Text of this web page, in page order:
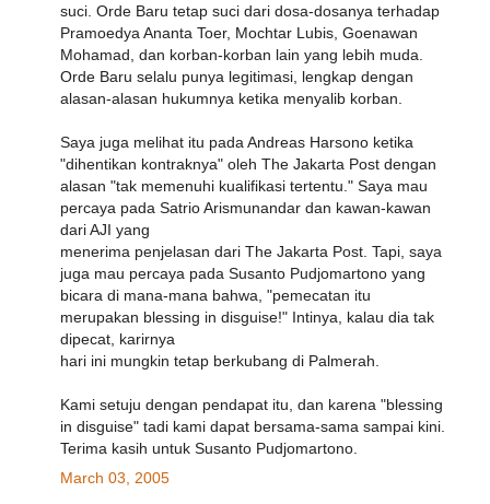
suci. Orde Baru tetap suci dari dosa-dosanya terhadap
Pramoedya Ananta Toer, Mochtar Lubis, Goenawan
Mohamad, dan korban-korban lain yang lebih muda.
Orde Baru selalu punya legitimasi, lengkap dengan
alasan-alasan hukumnya ketika menyalib korban.
Saya juga melihat itu pada Andreas Harsono ketika
"dihentikan kontraknya" oleh The Jakarta Post dengan
alasan "tak memenuhi kualifikasi tertentu." Saya mau
percaya pada Satrio Arismunandar dan kawan-kawan
dari AJI yang
menerima penjelasan dari The Jakarta Post. Tapi, saya
juga mau percaya pada Susanto Pudjomartono yang
bicara di mana-mana bahwa, "pemecatan itu
merupakan blessing in disguise!" Intinya, kalau dia tak
dipecat, karirnya
hari ini mungkin tetap berkubang di Palmerah.
Kami setuju dengan pendapat itu, dan karena "blessing
in disguise" tadi kami dapat bersama-sama sampai kini.
Terima kasih untuk Susanto Pudjomartono.
March 03, 2005